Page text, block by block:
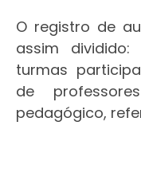
O registro de
assim
turmas
de
pedagógico,